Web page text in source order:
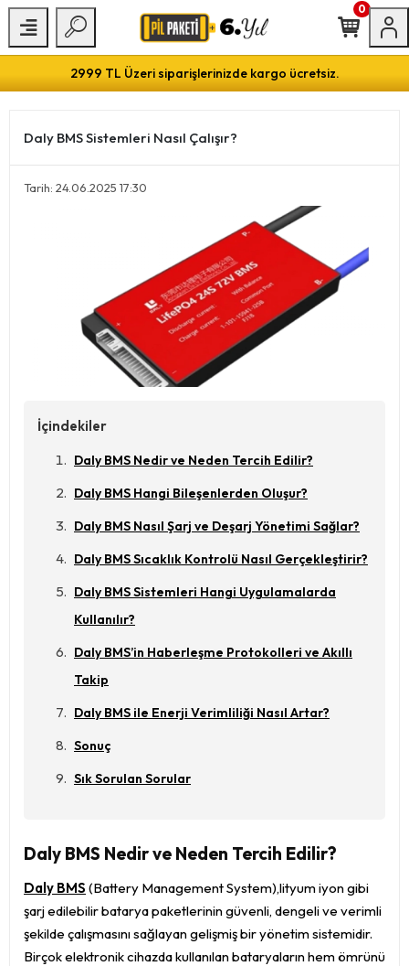
2999 TL Üzeri siparişlerinizde kargo ücretsiz.
0
Daly BMS Sistemleri Nasıl Çalışır?
Tarih: 24.06.2025 17:30
İçindekiler
Daly BMS Nedir ve Neden Tercih Edilir?
Daly BMS Hangi Bileşenlerden Oluşur?
Daly BMS Nasıl Şarj ve Deşarj Yönetimi Sağlar?
Daly BMS Sıcaklık Kontrolü Nasıl Gerçekleştirir?
Daly BMS Sistemleri Hangi Uygulamalarda
Kullanılır?
Daly BMS’in Haberleşme Protokolleri ve Akıllı
Takip
Daly BMS ile Enerji Verimliliği Nasıl Artar?
Sonuç
Sık Sorulan Sorular
Daly BMS Nedir ve Neden Tercih Edilir?
Daly BMS (Battery Management System),lityum iyon gibi
şarj edilebilir batarya paketlerinin güvenli, dengeli ve verimli
şekilde çalışmasını sağlayan gelişmiş bir yönetim sistemidir.
Birçok elektronik cihazda kullanılan bataryaların hem ömrünü